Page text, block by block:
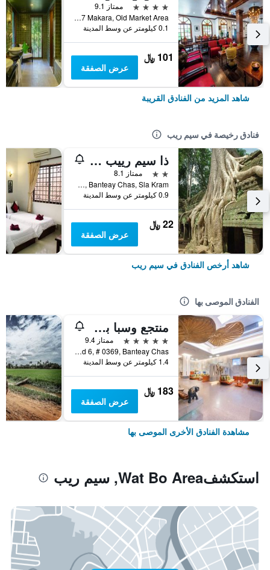
4 نجوم
ممتاز 9.1
St 7 Makara, Old Market Area, سيم ريب, كمبوديا
0.1 كيلومتر عن وسط المدينة
101 ﷼
عرض الصفقة
شاهد المزيد من الفنادق القريبة
فنادق رخيصة في سيم ريب
ذا سيم رييب تشيلد باكباكرز
2 نجمتين
ممتاز 8.1
Wat Bo Rd, Banteay Chas, Sla Kram, سيم ريب, كمبوديا
0.9 كيلومتر عن وسط المدينة
22 ﷼
عرض الصفقة
شاهد أرخص الفنادق في سيم ريب
الفنادق الموصى بها
منتجع وسبا بوراي أنغكور
5 نجوم
ممتاز 9.4
National Road 6, # 0369, Banteay Chas, سيم ريب, كمبوديا
1.4 كيلومتر عن وسط المدينة
183 ﷼
عرض الصفقة
مشاهدة الفنادق الأخرى الموصى بها
استكشفWat Bo Area, سيم ريب